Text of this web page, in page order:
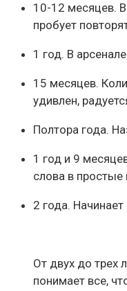
10-12 месяцев.
пробует
1 год. В
15 месяцев.
удивлен,
Полтора года.
1 год и 9
слова в
2 года.
От двух до трех
понимает все,